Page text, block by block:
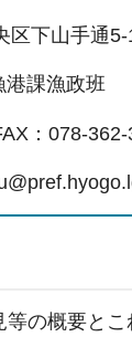
下山手通5-
港課漁政班
：078-362-
等の概要と